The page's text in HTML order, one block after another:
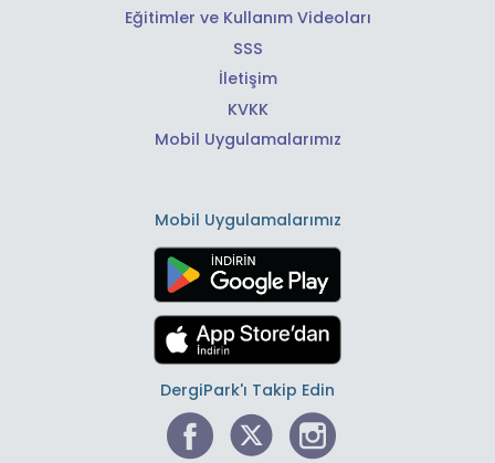
Eğitimler ve Kullanım Videoları
SSS
İletişim
KVKK
Mobil Uygulamalarımız
Mobil Uygulamalarımız
DergiPark'ı Takip Edin